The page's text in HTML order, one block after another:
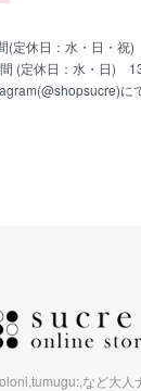
(定休日：水・日・
(定休日：水・日)
に
など大人